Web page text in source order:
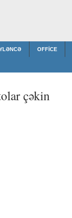
OFFICE
çəkin